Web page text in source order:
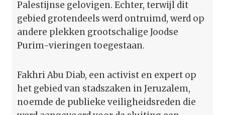
Palestijnse gelovigen. Echter, terwijl dit
gebied grotendeels werd ontruimd, werd op
andere plekken grootschalige Joodse
Purim-vieringen toegestaan.
Fakhri Abu Diab, een activist en expert op
het gebied van stadszaken in Jeruzalem,
noemde de publieke veiligheidsreden die